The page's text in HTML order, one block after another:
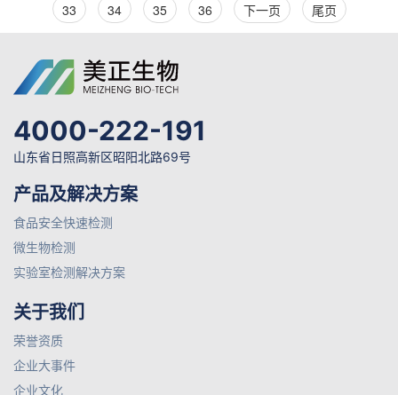
33
34 35 36 下一页 尾页
4000-222-191
山东省日照高新区昭阳北路69号
产品及解决方案
食品安全快速检测
微生物检测
实验室检测解决方案
关于我们
荣誉资质
企业大事件
企业文化